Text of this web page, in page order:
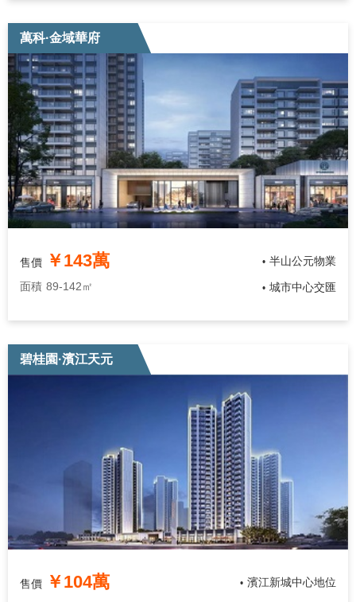
萬科·金域華府
售價 ￥143萬
面積 89-142㎡
• 半山公元物業
• 城市中心交匯
碧桂園·濱江天元
售價 ￥104萬 • 濱江新城中心地位